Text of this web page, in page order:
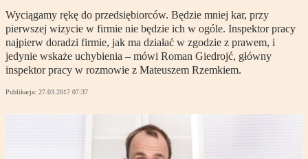
Wyciągamy rękę do przedsiębiorców. Będzie mniej kar, przy
pierwszej wizycie w firmie nie będzie ich w ogóle. Inspektor pracy
najpierw doradzi firmie, jak ma działać w zgodzie z prawem, i
jedynie wskaże uchybienia – mówi Roman Giedrojć, główny
inspektor pracy w rozmowie z Mateuszem Rzemkiem.
Publikacja: 27.03.2017 07:37